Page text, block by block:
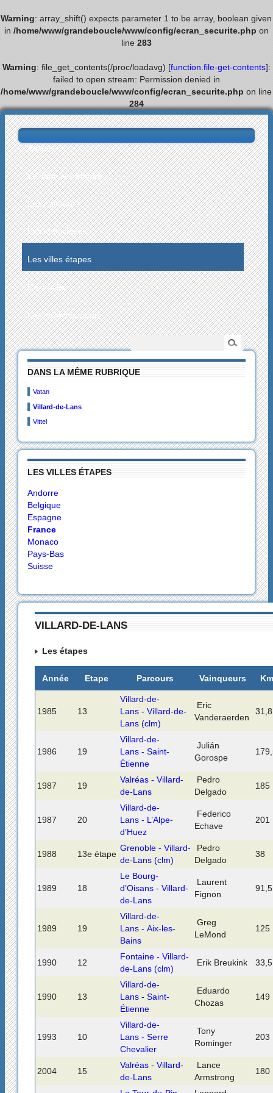
Warning: array_shift() expects parameter 1 to be array, boolean given
in /home/www/grandeboucle/www/config/ecran_securite.php on
line 283
Warning: file_get_contents(/proc/loadavg) [function.file-get-contents]:
failed to open stream: Permission denied in
/home/www/grandeboucle/www/config/ecran_securite.php on line
284
Accueil
Le Tour des étapes
Les palmarès
Les statistiques
Les villes étapes
L’actualité
Les collectionneurs
DANS LA MÊME RUBRIQUE
Vatan
Villard-de-Lans
Vittel
LES VILLES ÉTAPES
Andorre
Belgique
Espagne
France
Monaco
Pays-Bas
Suisse
VILLARD-DE-LANS
Les étapes
Année Etape Parcours Vainqueurs Km
1985 13
Villard-de-
Lans - Villard-de-
Lans (clm)
Eric
Vanderaerden
31,8
1986 19
Villard-de-
Lans - Saint-
Étienne
Julián
Gorospe
1987 19
Valréas - Villard-
de-Lans
Pedro
Delgado
185
1987 20
Villard-de-
Lans - L’Alpe-
d’Huez
Federico
Echave
201
1988 13e étape
Grenoble - Villard-
de-Lans (clm)
Pedro
Delgado
38
1989 18
Le Bourg-
d’Oisans - Villard-
de-Lans
Laurent
Fignon
91,5
1989 19
Villard-de-
Lans - Aix-les-
Bains
Greg
LeMond
125
1990 12
Fontaine - Villard-
de-Lans (clm)
Erik Breukink 33,5
1990 13
Villard-de-
Lans - Saint-
Étienne
Eduardo
Chozas
149
1993 10
Villard-de-
Lans - Serre
Chevalier
Tony
Rominger
203
2004 15
Valréas - Villard-
de-Lans
Lance
Armstrong
180